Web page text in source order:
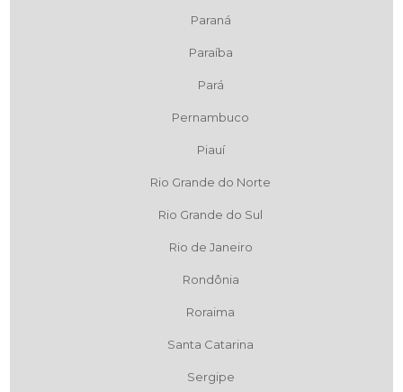
Paraná
Paraíba
Pará
Pernambuco
Piauí
Rio Grande do Norte
Rio Grande do Sul
Rio de Janeiro
Rondônia
Roraima
Santa Catarina
Sergipe